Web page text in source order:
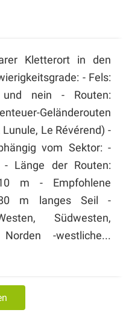
Kletterort in den
- Fels:
nein - Routen:
Geländerouten
Le Révérend) -
vom Sektor: -
- Länge der Routen:
m - Empfohlene
m langes Seil -
Südwesten,
-westliche...